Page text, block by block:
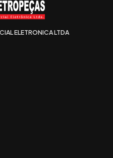
ELETRONICA LTDA